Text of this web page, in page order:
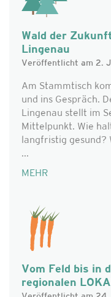
Wald der
Lingenau
Veröffentlicht am 2.
Am Stammtisch
und ins Gespräch.
Lingenau stellt im
Mittelpunkt. Wie
langfristig
...
MEHR
Vom Feld bis in
regionalen